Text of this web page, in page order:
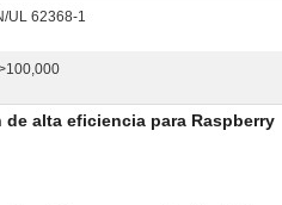
UL 62368-1
de alta eficiencia para Raspberry